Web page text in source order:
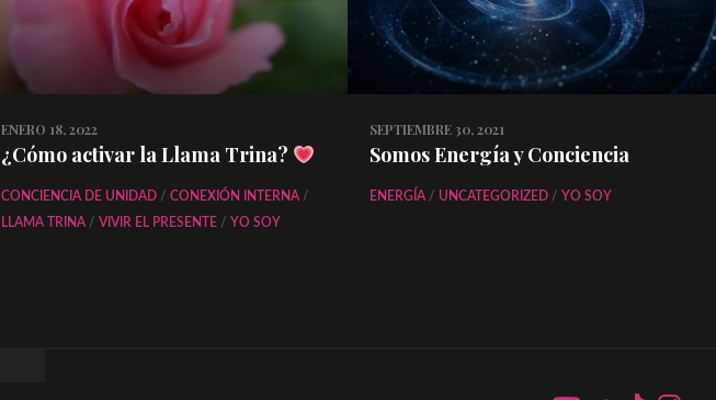
ENERO 18, 2022
¿Cómo activar la Llama Trina?
CONCIENCIA DE UNIDAD / CONEXIÓN INTERNA /
LLAMA TRINA / VIVIR EL PRESENTE / YO SOY
SEPTIEMBRE 30, 2021
Somos Energía y Conciencia
ENERGÍA / UNCATEGORIZED / YO SOY